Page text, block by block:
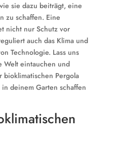
sie dazu beiträgt, eine
zu schaffen. Eine
nicht nur Schutz vor
auch das Klima und
Technologie. Lass uns
Welt eintauchen und
Pergola
deinem Garten schaffen